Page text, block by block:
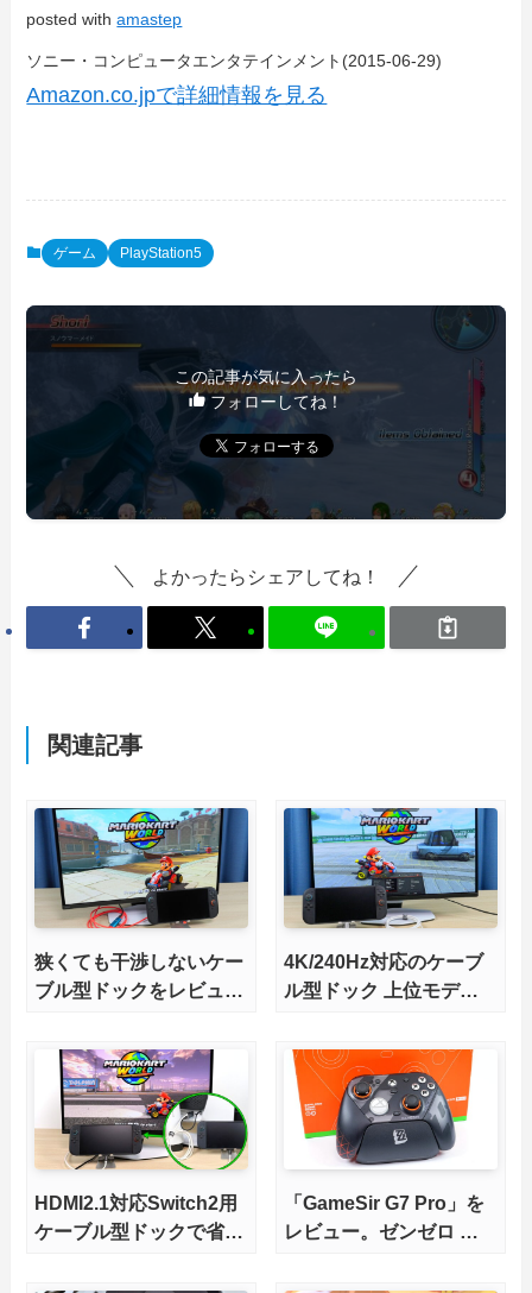
posted withamastep
ソニー・コンピュータエンタテインメント(2015-06-29)
Amazon.co.jpで詳細情報を見る
ゲーム PlayStation5
この記事が気に入ったら
フォローしてね！
よかったらシェアしてね！
関連記事
狭くても干渉しないケー
ブル型ドックをレビュ
4K/240Hz対応のケーブ
ル型ドック 上位モデル
ゲーミングノートPCの
併用にオススメ！
HDMI2.1対応Switch2用
ケーブル型ドックで省ス
ップデートにも対応可
「GameSir G7 Pro」を
レビュー。ゼンゼロ コ